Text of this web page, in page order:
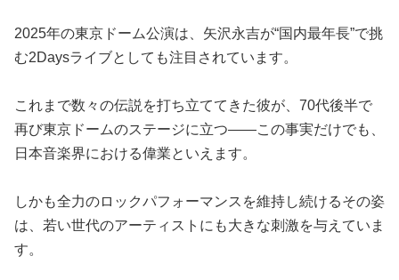
2025年の東京ドーム公演は、矢沢永吉が“国内最年長”で挑
む2Daysライブとしても注目されています。
これまで数々の伝説を打ち立ててきた彼が、70代後半で
再び東京ドームのステージに立つ——この事実だけでも、
日本音楽界における偉業といえます。
しかも全力のロックパフォーマンスを維持し続けるその姿
は、若い世代のアーティストにも大きな刺激を与えていま
す。